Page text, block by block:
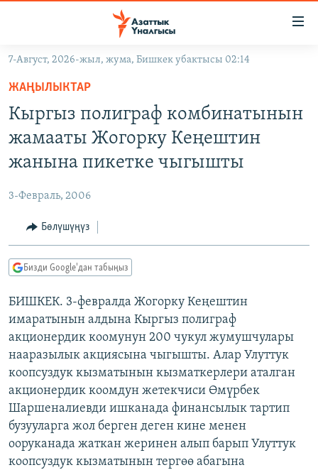
Навигацияга
өтүңүз
Издөөгө
салыңызКЫРГЫЗСТАН
МАДАНИЯТ
ДҮЙНӨ
ТВ ПРОГРАММАЛАР
БҮГҮН АЗАТТЫКТА
ДАНИСТЕ
АЗАТТЫК+
ЫҢГАЙСЫЗ СУРООЛОР
ПОДКАСТ
ОНЛАЙН ШЕРИНЕ
ЭЕ/АРнун бардык сайттары
7-Август, 2026-жыл, жума, Бишкек убактысы 02:14
ЖАҢЫЛЫКТАР
Кыргыз полиграф комбинатынын
жамааты Жогорку Кеңештин
жанына пикетке чыгышты
3-Февраль, 2006
Бөлүшүңүз
Бизди Google'дан табыңыз
БИШКЕК. 3-февралда Жогорку Кеңештин
имаратынын алдына Кыргыз полиграф
акционердик коомунун 200 чукул жумушчулары
нааразылык акциясына чыгышты. Алар Улуттук
коопсуздук кызматынын кызматкерлери аталган
акционердик коомдун жетекчиси Өмүрбек
Шаршеналиевди ишканада финансылык тартип
бузууларга жол берген деген кине менен
ооруканада жаткан жеринен алып барып Улуттук
коопсуздук кызматынын тергөө абагына